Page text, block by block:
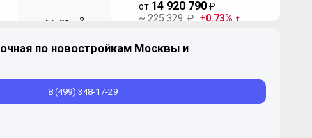
66-81 м 2
от 14 920 790₽
~ 225 329 ₽
0.73%
92,78-94,52 м
по новостройкам Москвы и
8 (499) 348-17-29